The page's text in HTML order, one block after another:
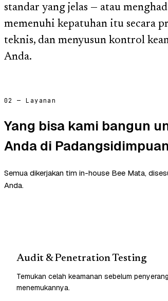
standar yang jelas — atau
memenuhi kepatuhan itu secara
teknis, dan menyusun kontrol
Anda.
02 — Layanan
Yang bisa kami bangun
Anda di Padangsidimpuan
Semua dikerjakan tim in-house Bee Mata,
Anda.
Audit & Penetration Testing
Temukan celah keamanan sebelum penyerang
menemukannya.